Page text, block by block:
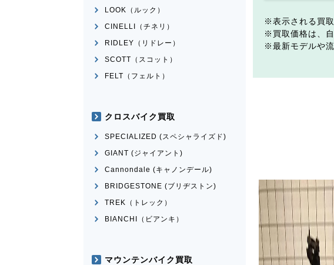
表示される買
買取価格は、
最新モデルや
LOOK（ルック）
CINELLI（チネリ）
RIDLEY（リドレー）
SCOTT（スコット）
FELT（フェルト）
クロスバイク買取
SPECIALIZED (スペシャライズド)
GIANT (ジャイアント)
Cannondale (キャノンデール)
BRIDGESTONE (ブリヂストン)
TREK（トレック）
BIANCHI（ビアンキ）
マウンテンバイク買取